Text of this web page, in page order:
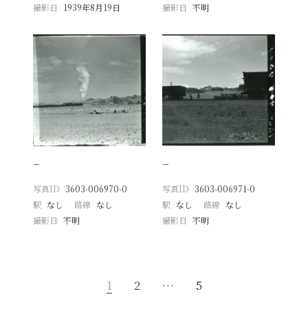
撮影日
1939年8月19日
撮影日 不明
−
写真ID 3603-006970-0
駅 なし 路線 なし
撮影日
不明
−
写真ID 3603-006971-0
駅 なし 路線 なし
撮影日 不明
1 2 … 5